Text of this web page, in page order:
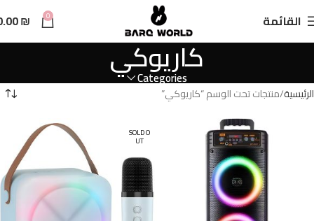
القائمة 0
₪
كاريوكي
Categories
الرئيسية منتجات تحت الوسم “كاريوكي”
SOLD O
UT